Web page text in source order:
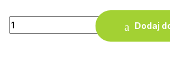
ilość Gumofilce Kalosze STOMIL
Dodaj